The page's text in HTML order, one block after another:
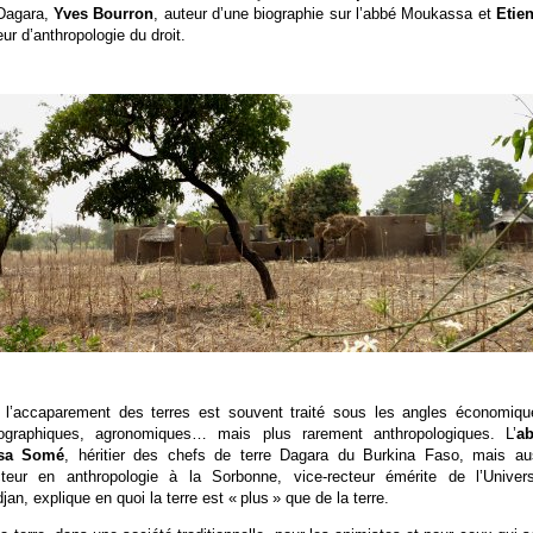
Yves Bourron , auteur d’une biographie sur l’abbé Moukassa et
d’anthropologie du droit.
des terres est souvent traité sous les angles
agronomiques… mais plus rarement anthropologiques. L’
Somé , héritier des chefs de terre Dagara du Burkina Faso, mais
en anthropologie à la Sorbonne, vice-recteur émérite de
explique en quoi la terre est « plus » que de la terre.